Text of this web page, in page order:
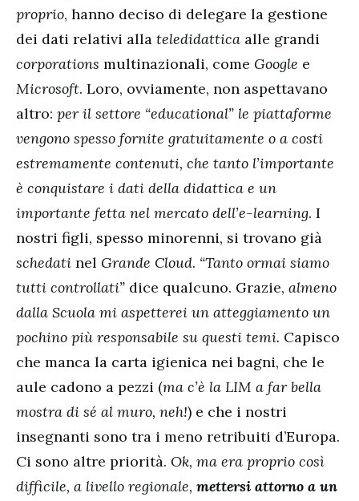
proprio, hanno deciso di delegare la gestione
dei dati relativi alla teledidattica alle grandi
corporations multinazionali, come Google e
Microsoft. Loro, ovviamente, non aspettavano
altro: per il settore “educational” le piattaforme
vengono spesso fornite gratuitamente o a costi
estremamente contenuti, che tanto l’importante
è conquistare i dati della didattica e un
importante fetta nel mercato dell’e-learning. I
nostri figli, spesso minorenni, si trovano già
schedati nel Grande Cloud. “Tanto ormai siamo
tutti controllati” dice qualcuno. Grazie, almeno
dalla Scuola mi aspetterei un atteggiamento un
pochino più responsabile su questi temi. Capisco
che manca la carta igienica nei bagni, che le
aule cadono a pezzi (ma c’è la LIM a far bella
mostra di sé al muro, neh!) e che i nostri
insegnanti sono tra i meno retribuiti d’Europa.
Ci sono altre priorità. Ok, ma era proprio così
difficile, a livello regionale, mettersi attorno a un